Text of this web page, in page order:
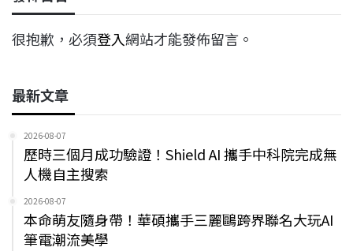
很抱歉，必須登入網站才能發佈留言。
最新文章
2026-08-07
歷時三個月成功驗證！Shield AI 攜手中科院完成無
人機自主搜索
2026-08-07
本命萌友隨身帶！華碩攜手三麗鷗跨界聯名大玩AI
筆電潮流美學